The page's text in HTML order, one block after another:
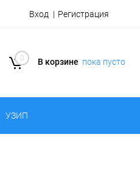
Вход Регистрация
0 В корзине пока пусто
УЗИП